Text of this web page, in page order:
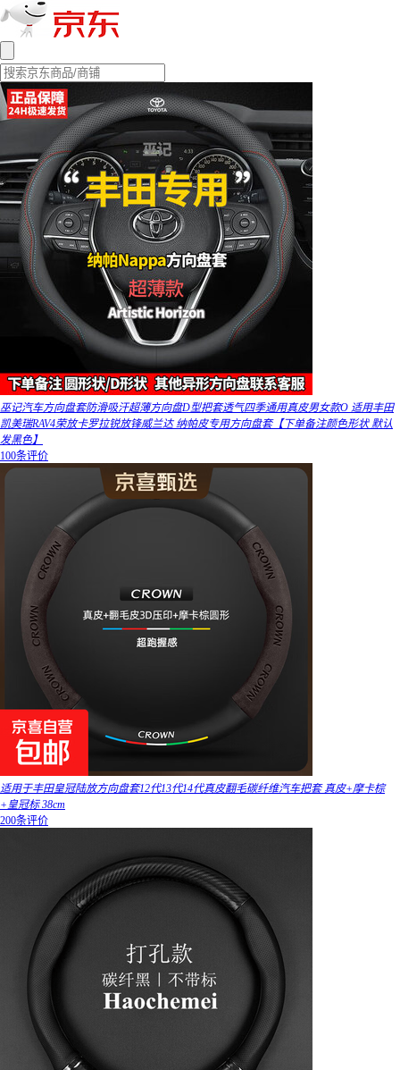
巫记汽车方向盘套防滑吸汗超薄方向盘D型把套透气四季通用真皮男女款O 适用丰田
凯美瑞RAV4荣放卡罗拉锐放锋威兰达 纳帕皮专用方向盘套【下单备注颜色形状 默认
发黑色】
100条评价
适用于丰田皇冠陆放方向盘套12代13代14代真皮翻毛碳纤维汽车把套 真皮+摩卡棕
+皇冠标 38cm
200条评价